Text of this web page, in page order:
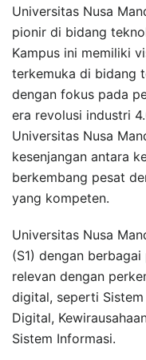
Universitas Nusa
pionir di bidang
Kampus ini memiliki
terkemuka di bidang
dengan fokus pada
era revolusi industri
Universitas Nusa
kesenjangan antara
berkembang pesat
yang kompeten.
Universitas Nusa
(S1) dengan
relevan dengan
digital, seperti
Digital,
Sistem Informasi.